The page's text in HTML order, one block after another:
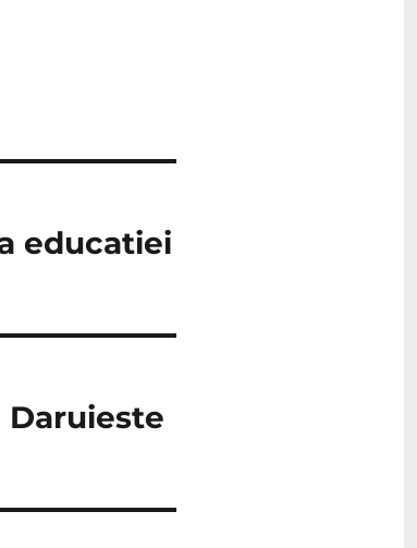
educatiei
Daruieste